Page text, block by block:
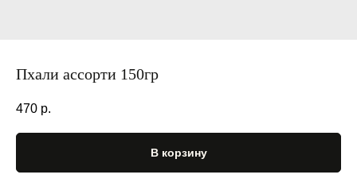
Пхали ассорти 150гр
470 р.
В корзину